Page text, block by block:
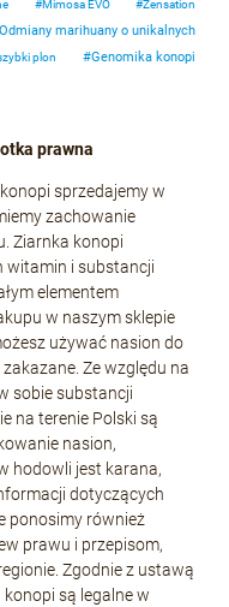
Mimosa EVO Zensation
Odmiany marihuany o unikalnych
plon Genomika konopi
prawna
sprzedajemy w
zachowanie
Ziarnka konopi
witamin i substancji
elementem
w naszym sklepie
używać nasion do
Ze względu na
sobie substancji
na terenie Polski są
nasion,
hodowli jest karana,
dotyczących
ponosimy również
prawu i przepisom,
Zgodnie z ustawą
są legalne w